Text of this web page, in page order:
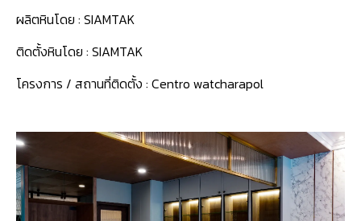
ผลิตหินโดย : SIAMTAK
ติดตั้งหินโดย : SIAMTAK
โครงการ / สถานที่ติดตั้ง : Centro watcharapol